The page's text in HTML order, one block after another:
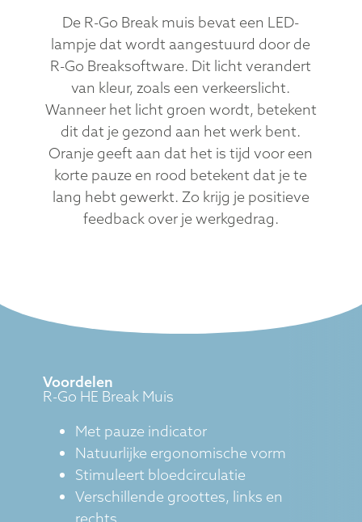
De R-Go Break muis bevat een LED-
lampje dat wordt aangestuurd door de
R-Go Breaksoftware. Dit licht verandert
van kleur, zoals een verkeerslicht.
Wanneer het licht groen wordt, betekent
dit dat je gezond aan het werk bent.
Oranje geeft aan dat het is tijd voor een
korte pauze en rood betekent dat je te
lang hebt gewerkt. Zo krijg je positieve
feedback over je werkgedrag.
Voordelen
R-Go HE Break Muis
Met pauze indicator
Natuurlijke ergonomische vorm
Stimuleert bloedcirculatie
Verschillende groottes, links en